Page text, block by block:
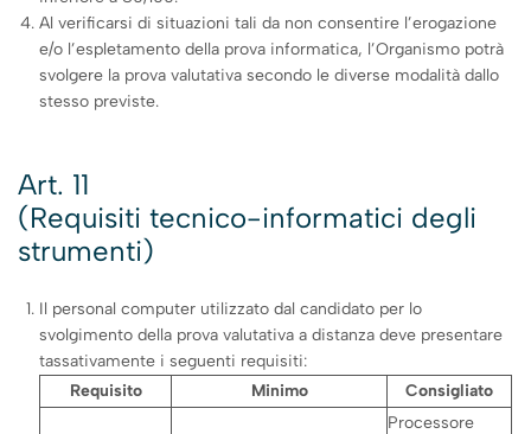
Al verificarsi di situazioni tali da non consentire l’erogazione
e/o l’espletamento della prova informatica, l’Organismo potrà
svolgere la prova valutativa secondo le diverse modalità dallo
stesso previste.
Art. 11
(Requisiti tecnico-informatici degli
strumenti)
Il personal computer utilizzato dal candidato per lo
svolgimento della prova valutativa a distanza deve presentare
tassativamente i seguenti requisiti:
Requisito
Minimo Consigliato
Processore